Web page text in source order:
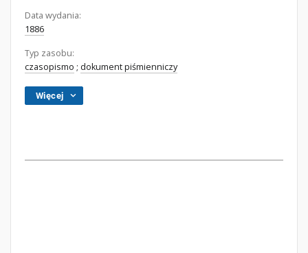
Data wydania:
1886
Typ zasobu:
czasopismo ; dokument piśmienniczy
Więcej